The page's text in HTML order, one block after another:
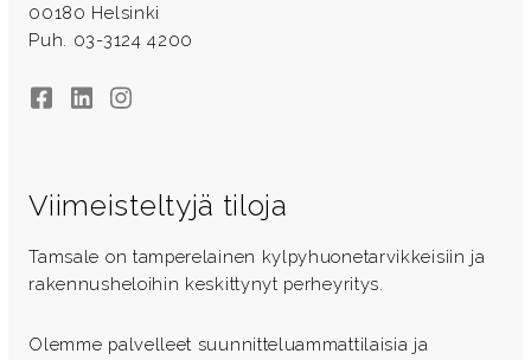
00180 Helsinki
Puh. 03-3124 4200
FacebookLinkedInInstagram
Viimeisteltyjä tiloja
Tamsale on tamperelainen kylpyhuonetarvikkeisiin ja
rakennusheloihin keskittynyt perheyritys.
Olemme palvelleet suunnitteluammattilaisia ja